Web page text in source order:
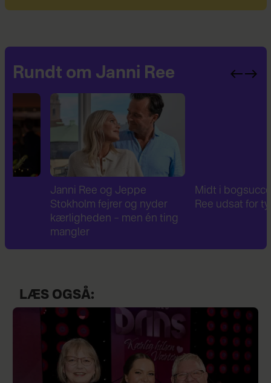
Rundt om Janni Ree
Janni Ree og Jeppe
Stokholm fejrer og nyder
kærligheden – men én ting
mangler
Midt i bogsuccesen:
Ree udsat for tyveri
LÆS OGSÅ: